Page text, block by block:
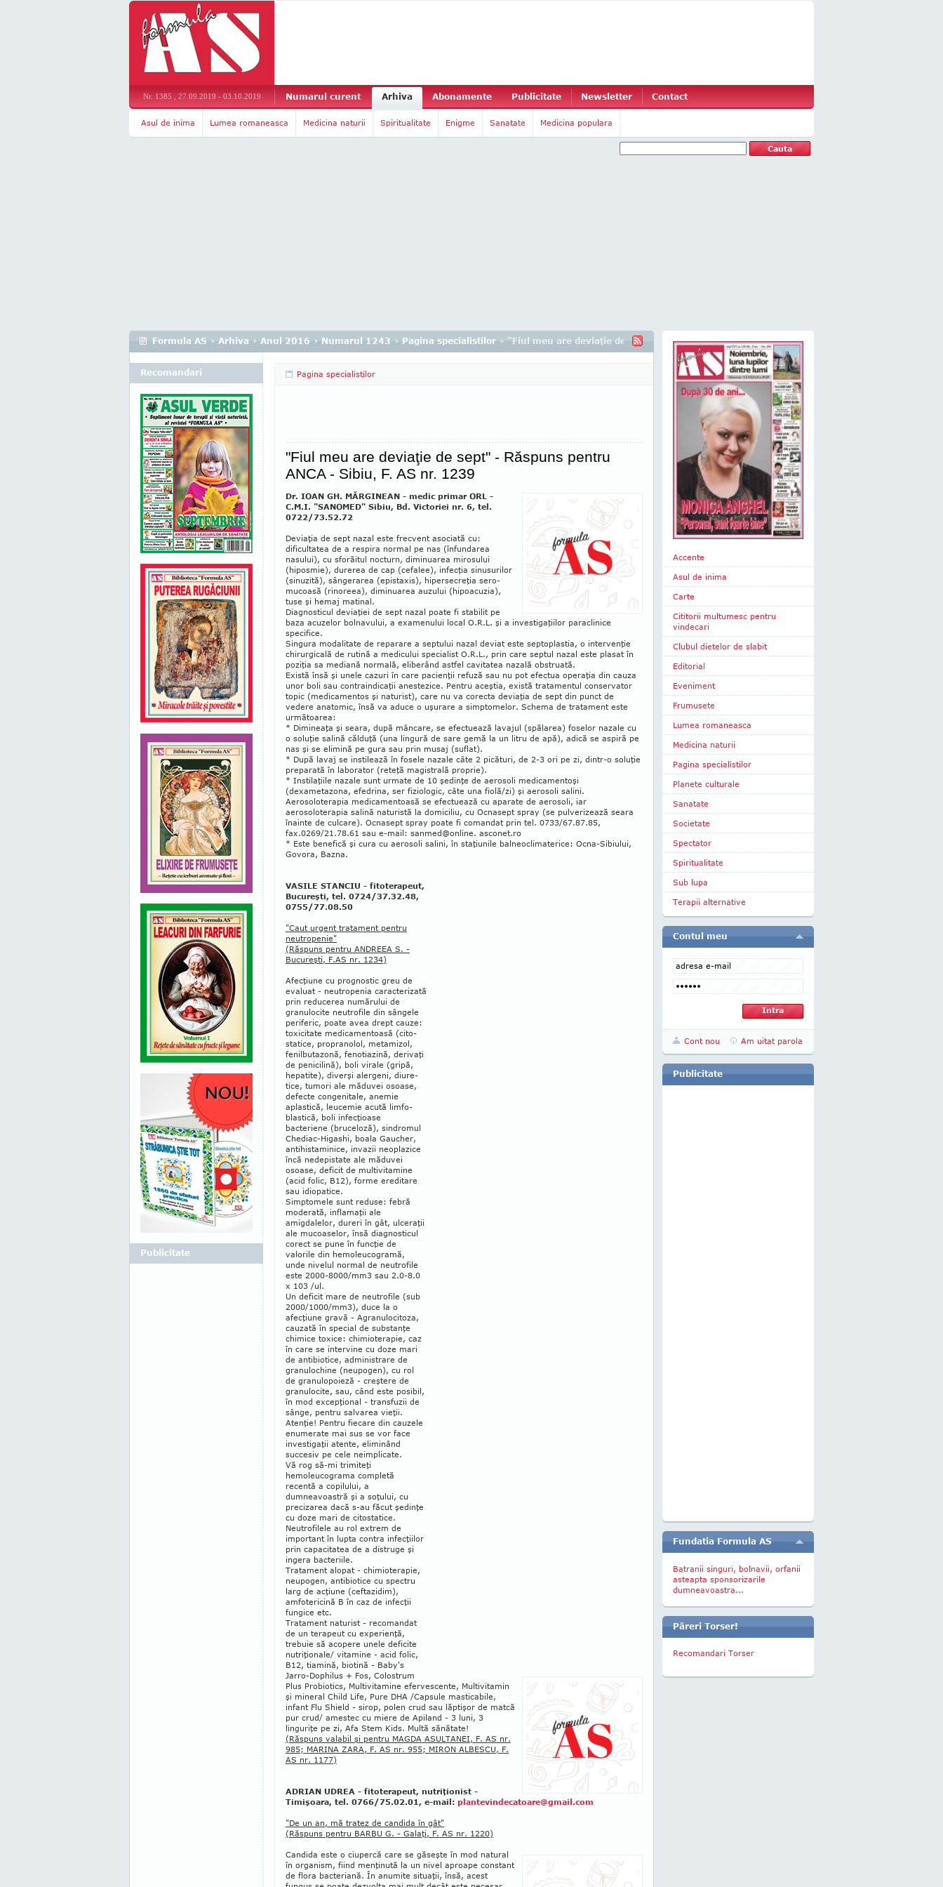
Nr. 1385 , 27.09.2019 - 03.10.2019 Numarul curent Arhiva Abonamente Publicitate Newsletter Contact
Asul de inima Lumea romaneasca Medicina naturii Spiritualitate Enigme Sanatate Medicina populara
Formula AS › Arhiva › Anul 2016 › Numarul 1243 › Pagina specialistilor › "Fiul meu are deviaţie de sept" - Răspuns pentru ANCA - Sibiu, F. AS nr. 1239
Pagina specialistilor
"Fiul meu are deviaţie de sept" - Răspuns pentru
ANCA - Sibiu, F. AS nr. 1239
Dr. IOAN GH. MĂRGINEAN - medic primar ORL -
C.M.I. "SANOMED" Sibiu, Bd. Victoriei nr. 6, tel.
0722/73.52.72
Deviaţia de sept nazal este frecvent asociată cu:
dificultatea de a respira normal pe nas (înfundarea
nasului), cu sforăitul nocturn, dimi­nua­rea mi­rosului
(hiposmie), durerea de cap (ce­falee), infecţia sinu­su­rilor
(sinuzită), sân­gerarea (epistaxis), hiper­secreţia se­ro-
mu­coasă (rinoreea), diminuarea au­zului (hi­po­acuzia),
tuse şi hemaj matinal.
Diagnosticul deviaţiei de sept nazal poa­te fi stabilit pe
baza acuzelor bolna­vului, a examenului local O.R.L. şi a investigaţiilor pa­raclinice
specifice.
Singura modalitate de repa­rare a septului nazal deviat este septo­plastia, o intervenţie
chi­rur­gicală de rutină a medicului specialist O.R.L., prin care sep­tul nazal este plasat în
poziţia sa mediană nor­mală, eliberând astfel cavitatea nazală obstrua­tă.
Există însă şi unele cazuri în care pacienţii refuză sau nu pot efectua operaţia din cauza
unor boli sau contraindicaţii aneste­zice. Pen­tru aceştia, există tra­tamentul con­servator
topic (me­­dicamentos şi na­turist), care nu va corecta deviaţia de sept din punct de
vedere anatomic, însă va aduce o uşurare a simptomelor. Schema de tratament este
urmă­toa­rea:
* Dimineaţa şi seara, după mâncare, se efec­tuea­ză lavajul (spălarea) foselor nazale cu
o soluţie salină călduţă (una lingură de sare gemă la un litru de apă), adică se aspiră pe
nas şi se elimină pe gura sau prin musaj (suflat).
* După lavaj se instilează în fosele nazale câte 2 picături, de 2-3 ori pe zi, dintr-o soluţie
preparată în laborator (reteţă magistrală proprie).
* Instilaţiile nazale sunt urmate de 10 şedinţe de aerosoli medicamentoşi
(dexametazona, efe­drina, ser fiziologic, câte una fiolă/zi) şi aerosoli sa­lini.
Aerosoloterapia medicamentoasă se efec­tuea­ză cu aparate de aerosoli, iar
aerosoloterapia salină naturistă la domiciliu, cu Ocnasept spray (se pulverizează seara
înainte de culcare). Ocnasept spray poate fi comandat prin tel. 0733/67.87.85,
fax.0269/21.78.61 sau e-mail: sanmed@online. asconet.ro
* Este benefică şi cura cu aerosoli salini, în sta­ţiunile balneoclimaterice: Ocna-Sibiului,
Govora, Bazna.
VASILE STANCIU - fitoterapeut,
Bucureşti, tel. 0724/37.32.48,
0755/77.08.50
"Caut urgent tratament pentru
neutropenie"
(Răspuns pentru ANDREEA S. -
Bucureşti, F.AS nr. 1234)
Afecţiune cu prognostic greu de
evaluat - neu­tro­­penia caracterizată
prin reducerea numărului de
granulocite neutrofile din sângele
peri­feric, poate avea drept cauze:
toxicitate medicamentoasă (cito­
statice, proprano­lol, metamizol,
fenilbutazonă, fe­no­tia­zină, derivaţi
de penicilină), boli virale (gri­pă,
hepatite), diverşi alergeni, diu­re­
tice, tumori ale mă­duvei osoase,
defecte congenitale, anemie
aplas­tică, leucemie acută lim­fo­
blastică, boli infecţioase
bacteriene (bruceloză), sindromul
Chediac-Hi­gashi, boala Gaucher,
anti­histaminice, invazii neoplazice
încă nedepistate ale măduvei
osoase, deficit de multivitamine
(acid folic, B12), forme ereditare
sau idiopatice.
Simptomele sunt reduse: febră
moderată, infla­maţii ale
amigdalelor, dureri în gât, ulceraţii
ale mu­coaselor, însă diagnosticul
corect se pune în funcţie de
valorile din hemoleucogramă,
unde ni­velul normal de neutrofile
este 2000-8000/mm3 sau 2.0-8.0
x 103 /ul.
Un deficit mare de neutrofile (sub
2000/1000/mm3), duce la o
afecţiune gravă - Agranulocitoza,
cauzată în special de substanţe
chimice toxice: chimio­terapie, caz
în care se intervine cu doze mari
de antibiotice, administrare de
granulochine (neupo­gen), cu rol
de granulopoieză - creştere de
gra­nulocite, sau, când este posibil,
în mod excepţional - transfuzii de
sânge, pentru salvarea vieţii.
Atenţie! Pentru fiecare din cauzele
enumerate mai sus se vor face
investigaţii atente, eliminând
succesiv pe cele neimplicate.
Vă rog să-mi trimiteţi
hemoleucograma com­ple­tă
recentă a copilului, a
dumneavoastră şi a so­ţului, cu
precizarea dacă s-au făcut şedinţe
cu doze mari de citostatice.
Neutrofilele au rol extrem de
important în lupta contra infecţiilor
prin capacitatea de a distruge şi
ingera bacteriile.
Tratament alopat - chi­mioterapie,
neupogen, antibio­tice cu spectru
larg de acţiune (ceftazidim),
amfotericină B în caz de infecţii
fungice etc.
Tratament naturist - reco­man­dat
de un terapeut cu expe­rienţă,
trebuie să acopere unele deficite
nutriţio­nale/ vitamine - acid folic,
B12, tia­mină, biotină - Baby's
Jarro-Dophilus + Fos, Colostrum
Plus Probiotics, Multi­vitamine efer­ves­cente, Multivita­min
şi mine­ral Child Life, Pure DHA /Capsule masticabile,
infant Flu Shield - sirop, polen crud sau lăptişor de matcă
pur crud/ ames­tec cu miere de Apiland - 3 luni, 3
linguriţe pe zi, Afa Stem Kids. Multă sănătate!
(Răspuns valabil şi pentru MAGDA ASUL­TANEI, F. AS nr.
985; MARINA ZARA, F. AS nr. 955; MIRON ALBESCU, F.
AS nr. 1177)
ADRIAN UDREA - fitoterapeut, nutriţionist -
Timişoara, tel. 0766/75.02.01, e-mail: plantevindecatoare@gmail.com
"De un an, mă tratez de candida în gât"
(Răspuns pentru BARBU G. - Galaţi, F. AS nr. 1220)
Candida este o ciupercă care se găseşte în mod natural
în organism, fiind menţinută la un nivel aproape constant
de flora bacteriană. În anumite situaţii, însă, acest
Recomandari
Publicitate
Accente
Asul de inima
Carte
Cititorii multumesc pentru
vindecari
Clubul dietelor de slabit
Editorial
Eveniment
Frumusete
Lumea romaneasca
Medicina naturii
Pagina specialistilor
Planete culturale
Sanatate
Societate
Spectator
Spiritualitate
Sub lupa
Terapii alternative
Contul meu
Cont nou Am uitat parola
Publicitate
Fundatia Formula AS
Batranii singuri, bolnavii, orfanii
asteapta sponsorizarile
dumneavoastra...
Păreri Torser!
Recomandari Torser